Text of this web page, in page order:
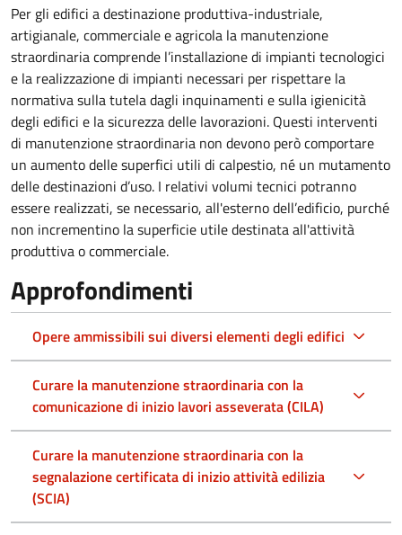
Per gli edifici a destinazione produttiva-industriale,
artigianale, commerciale e agricola la manutenzione
straordinaria comprende l’installazione di impianti tecnologici
e la realizzazione di impianti necessari per rispettare la
normativa sulla tutela dagli inquinamenti e sulla igienicità
degli edifici e la sicurezza delle lavorazioni. Questi interventi
di manutenzione straordinaria non devono però comportare
un aumento delle superfici utili di calpestio, né un mutamento
delle destinazioni d’uso. I relativi volumi tecnici potranno
essere realizzati, se necessario, all'esterno dell’edificio, purché
non incrementino la superficie utile destinata all'attività
produttiva o commerciale.
Approfondimenti
Opere ammissibili sui diversi elementi degli edifici
Curare la manutenzione straordinaria con la
comunicazione di inizio lavori asseverata (CILA)
Curare la manutenzione straordinaria con la
segnalazione certificata di inizio attività edilizia
(SCIA)